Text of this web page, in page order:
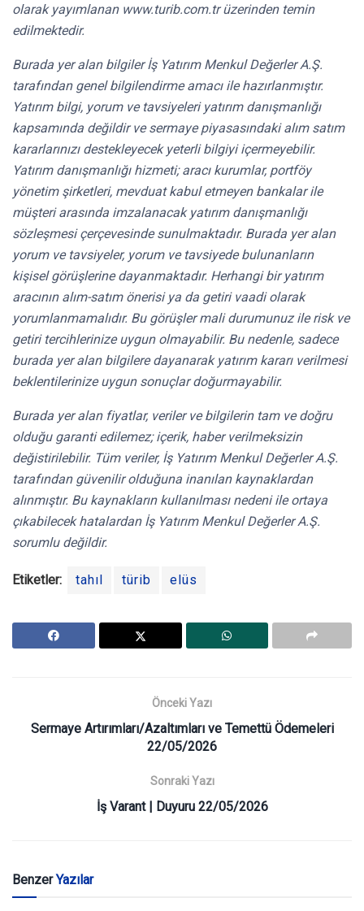
olarak yayımlanan www.turib.com.tr üzerinden temin
edilmektedir.
Burada yer alan bilgiler İş Yatırım Menkul Değerler A.Ş.
tarafından genel bilgilendirme amacı ile hazırlanmıştır.
Yatırım bilgi, yorum ve tavsiyeleri yatırım danışmanlığı
kapsamında değildir ve sermaye piyasasındaki alım satım
kararlarınızı destekleyecek yeterli bilgiyi içermeyebilir.
Yatırım danışmanlığı hizmeti; aracı kurumlar, portföy
yönetim şirketleri, mevduat kabul etmeyen bankalar ile
müşteri arasında imzalanacak yatırım danışmanlığı
sözleşmesi çerçevesinde sunulmaktadır. Burada yer alan
yorum ve tavsiyeler, yorum ve tavsiyede bulunanların
kişisel görüşlerine dayanmaktadır. Herhangi bir yatırım
aracının alım-satım önerisi ya da getiri vaadi olarak
yorumlanmamalıdır. Bu görüşler mali durumunuz ile risk ve
getiri tercihlerinize uygun olmayabilir. Bu nedenle, sadece
burada yer alan bilgilere dayanarak yatırım kararı verilmesi
beklentilerinize uygun sonuçlar doğurmayabilir.
Burada yer alan fiyatlar, veriler ve bilgilerin tam ve doğru
olduğu garanti edilemez; içerik, haber verilmeksizin
değistirilebilir. Tüm veriler, İş Yatırım Menkul Değerler A.Ş.
tarafından güvenilir olduğuna inanılan kaynaklardan
alınmıştır. Bu kaynakların kullanılması nedeni ile ortaya
çıkabilecek hatalardan İş Yatırım Menkul Değerler A.Ş.
sorumlu değildir.
Etiketler: tahıl türib elüs
Önceki Yazı
Sermaye Artırımları/Azaltımları ve Temettü Ödemeleri
22/05/2026
Sonraki Yazı
İş Varant | Duyuru 22/05/2026
BenzerYazılar